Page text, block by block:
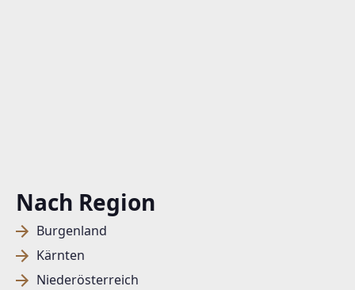
Nach Region
Burgenland
Kärnten
Niederösterreich